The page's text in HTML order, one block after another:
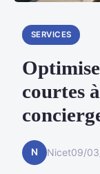
SERVICES
courtes
N Nicet09/